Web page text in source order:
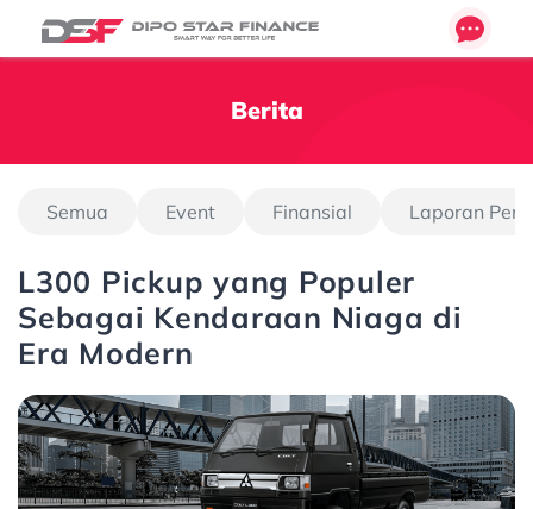
Berita
Semua Event Finansial Laporan
L300 Pickup yang Populer
Sebagai Kendaraan Niaga di
Era Modern